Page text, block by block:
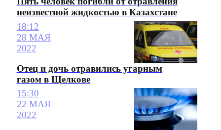
неизвестной жидкостью в Казахстане
18:12
28 МАЯ
2022
Отец и дочь отравились угарным
газом в Щелкове
15:30
22 МАЯ
2022